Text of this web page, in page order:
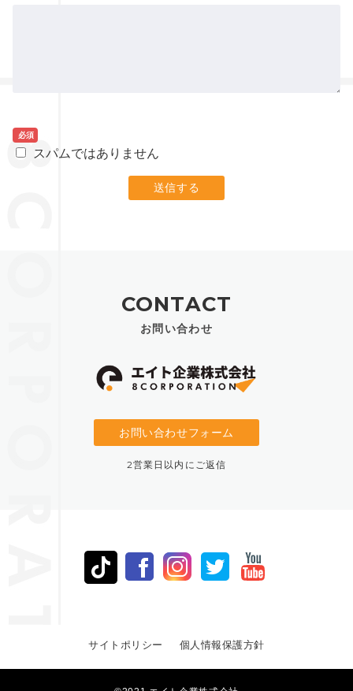
必須
スパムではありません
CONTACT
お問い合わせ
お問い合わせフォーム
2営業日以内にご返信
サイトポリシー 個人情報保護方針